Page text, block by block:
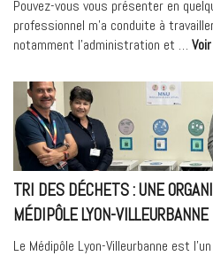
Pouvez-vous vous présenter en
professionnel m’a conduite à
notamment l’administration et …
TRI DES DÉCHETS : UNE
MÉDIPÔLE LYON-VILLEURBANNE
Le Médipôle Lyon-Villeurbanne est